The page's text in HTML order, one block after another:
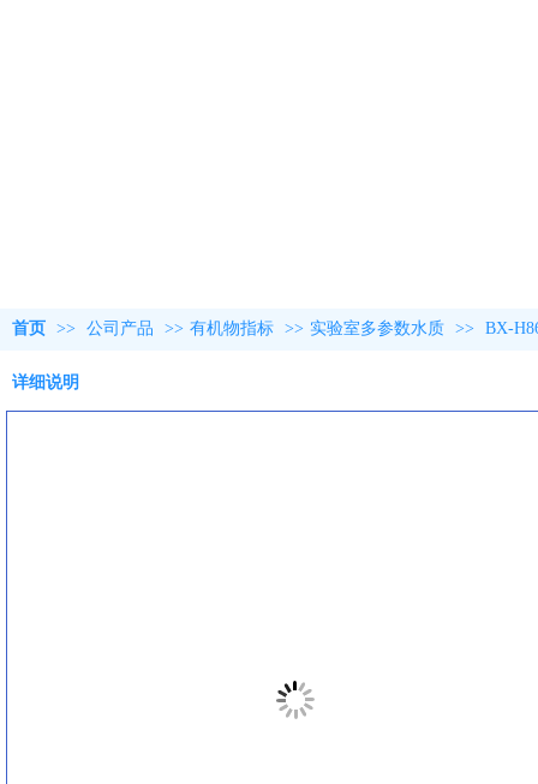
首页 >> 公司产品 >> 有机物指标 >> 实验室多参数水质 >> BX-
详细说明